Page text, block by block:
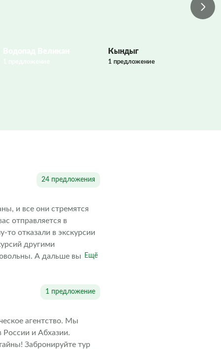
Кындыг
1 предложение
24 предложения
и все они стремятся
отправляется в
отказали в экскурсии
другими
А дальше выбор
Ещё
1 предложение
агентство. Мы
и Абхазии.
Забронируйте тур